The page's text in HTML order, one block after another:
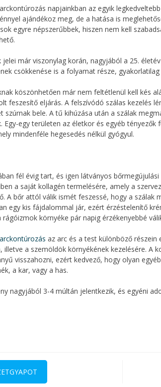
napjainkban az egyik
ajándékoz meg, de a hatása is
egyre népszerűbbek, hiszen nem kell
jelei már viszonylag korán, nagyjából a 25.
csökkenése is a folyamat része,
köszönhetően már nem feltétlenül kell kés
feszesítő eljárás. A felszívódó szálas kezelés
bele. A tű kihúzása után a szálak
Egy-egy területen az életkor és egyéb tényezők
mindenféle hegesedés nélkül gyógyul.
fél évig tart, és igen látványos
a saját kollagén termelésére, amely a
A bőr attól válik ismét feszessé, hogy a szálak
egy kis fájdalommal jár, ezért érzéstelenítő
környéke pár napig érzékenyebbé
az arc és a test különböző részein
illetve a szemöldök környékének kezelésére. A
visszahozni, ezért kedvező, hogy olyan
a kar, vagy a has.
nagyjából 3-4 múltán jelentkezik, és egyéni